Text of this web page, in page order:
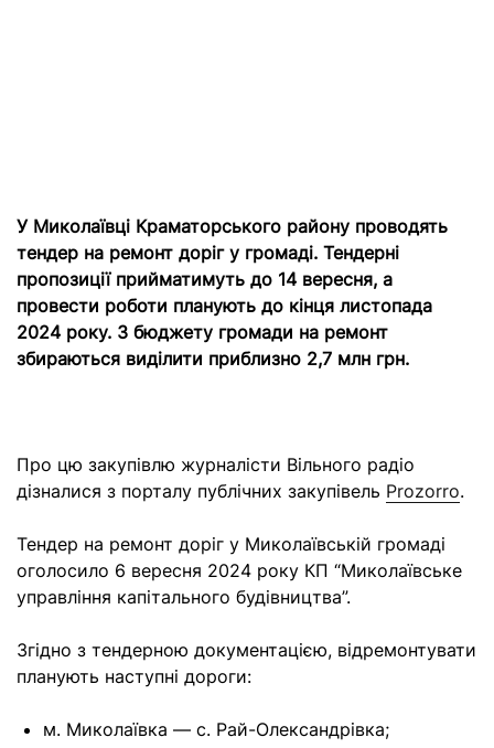
У Миколаївці Краматорського району проводять
тендер на ремонт доріг у громаді. Тендерні
пропозиції прийматимуть до 14 вересня, а
провести роботи планують до кінця листопада
2024 року. З бюджету громади на ремонт
збираються виділити приблизно 2,7 млн грн.
Про цю закупівлю журналісти Вільного радіо
дізналися з порталу публічних закупівель Prozorro.
Тендер на ремонт доріг у Миколаївській громаді
оголосило 6 вересня 2024 року КП “Миколаївське
управління капітального будівництва”.
Згідно з тендерною документацією, відремонтувати
планують наступні дороги:
м. Миколаївка — с. Рай-Олександрівка;